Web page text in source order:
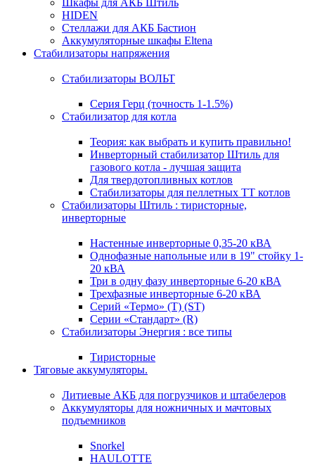
Шкафы для АКБ Штиль
HIDEN
Стеллажи для АКБ Бастион
Аккумуляторные шкафы Eltena
Стабилизаторы напряжения
Стабилизаторы ВОЛЬТ
Серия Герц (точность 1-1.5%)
Стабилизатор для котла
Теория: как выбрать и купить правильно!
Инверторный стабилизатор Штиль для
газового котла - лучшая защита
Для твердотопливных котлов
Стабилизаторы для пеллетных ТТ котлов
Стабилизаторы Штиль : тиристорные,
инверторные
Настенные инверторные 0,35-20 кВА
Однофазные напольные или в 19" стойку 1-
20 кВА
Три в одну фазу инверторные 6-20 кВА
Трехфазные инверторные 6-20 кВА
Серий «Термо» (T) (ST)
Серии «Стандарт» (R)
Стабилизаторы Энергия : все типы
Тиристорные
Тяговые аккумуляторы.
Литиевые АКБ для погрузчиков и штабелеров
Аккумуляторы для ножничных и мачтовых
подъемников
Snorkel
HAULOTTE